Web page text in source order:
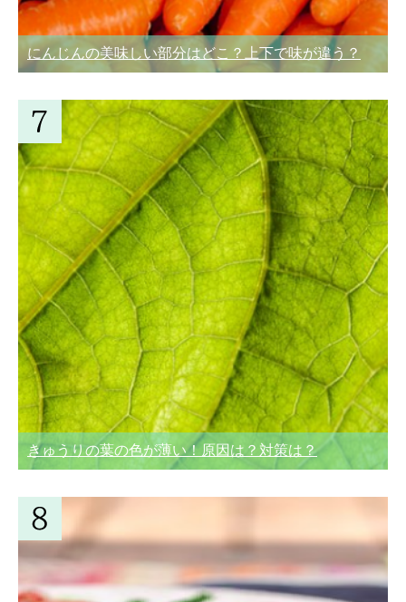
にんじんの美味しい部分はどこ？上下で味が違う？
きゅうりの葉の色が薄い！原因は？対策は？